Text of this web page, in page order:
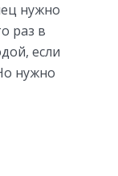
нужно
раз в
если
нужно